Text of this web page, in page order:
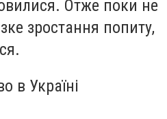
Отже поки не
зростання попиту,
в Україні